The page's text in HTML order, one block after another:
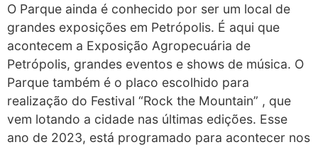
O Parque ainda é conhecido por ser um local de
grandes exposições em Petrópolis. É aqui que
acontecem a Exposição Agropecuária de
Petrópolis, grandes eventos e shows de música. O
Parque também é o placo escolhido para
realização do Festival “Rock the Mountain” , que
vem lotando a cidade nas últimas edições. Esse
ano de 2023, está programado para acontecer nos